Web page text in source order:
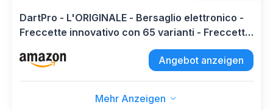
DartPro - L'ORIGINALE - Bersaglio elettronico -
Freccette innovativo con 65 varianti - Freccette
Angebot anzeigen
Mehr Anzeigen